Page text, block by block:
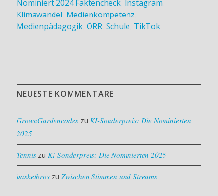
Nominiert 2024 Faktencheck, Instagram
Klimawandel Medienkompetenz
Medienpädagogik, ÖRR, Schule TikTok
NEUESTE KOMMENTARE
GrowaGardencodeszu KI-Sonderpreis: Die Nominierten
2025
Tenniszu KI-Sonderpreis: Die Nominierten 2025
basketbroszu Zwischen Stimmen und Streams